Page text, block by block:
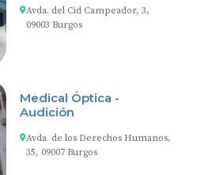
Avda. del Cid Campeador, 3,
09003 Burgos
Medical Óptica -
Audición
Avda. de los Derechos Humanos,
35, 09007 Burgos